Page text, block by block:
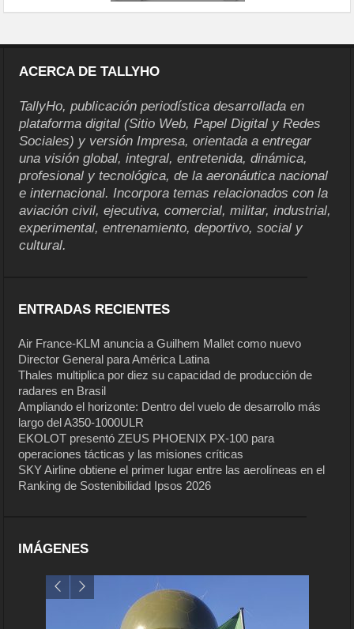
ACERCA DE TALLYHO
TallyHo, publicación periodística desarrollada en
plataforma digital (Sitio Web, Papel Digital y Redes
Sociales) y versión Impresa, orientada a entregar
una visión global, integral, entretenida, dinámica,
profesional y tecnológica, de la aeronáutica nacional
e internacional. Incorpora temas relacionados con la
aviación civil, ejecutiva, comercial, militar, industrial,
experimental, entrenamiento, deportivo, social y
cultural.
ENTRADAS RECIENTES
Air France-KLM anuncia a Guilhem Mallet como nuevo
Director General para América Latina
Thales multiplica por diez su capacidad de producción de
radares en Brasil
Ampliando el horizonte: Dentro del vuelo de desarrollo más
largo del A350-1000ULR
EKOLOT presentó ZEUS PHOENIX PX-100 para
operaciones tácticas y las misiones críticas
SKY Airline obtiene el primer lugar entre las aerolíneas en el
Ranking de Sostenibilidad Ipsos 2026
IMÁGENES